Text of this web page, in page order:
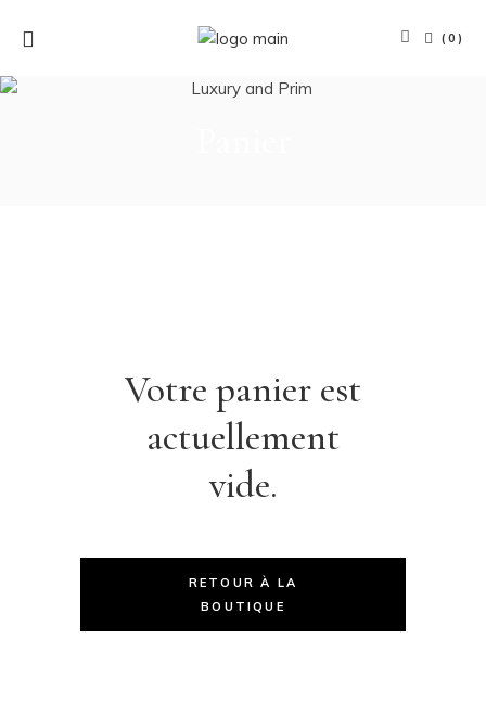
(0)
Votre panier est
actuellement
vide.
RETOUR À LA
BOUTIQUE